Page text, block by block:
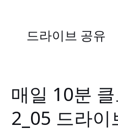
드라이브 공유
매일 10분
2_05 드라이
매
일
10